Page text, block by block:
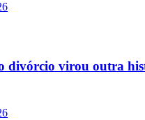
divórcio virou outra